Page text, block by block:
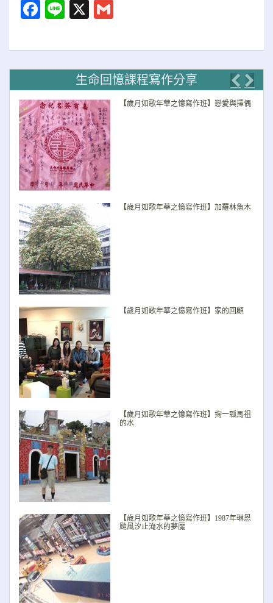
Facebook
LineX
生命回憶課程寫作分享
【歲月如歌年華之憶寫作班】戀愛與擇偶
【歲月如歌年華之憶寫作班】加羅林魚木
【歲月如歌年華之憶寫作班】家的回顧
【歲月如歌年華之憶寫作班】掬一瓢馬祖
的水
【歲月如歌年華之憶寫作班】1987年琳恩
颱風汐止淹水的夢魘